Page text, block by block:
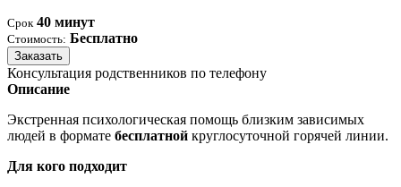
Срок 40 минут
Стоимость: Бесплатно
Заказать
Консультация родственников по телефону
Описание
Экстренная психологическая помощь близким зависимых
людей в формате бесплатной круглосуточной горячей линии.
Для кого подходит